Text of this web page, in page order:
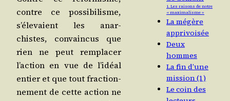
contre ce pos­si­bi­lisme,
s’é­le­vaient les anar­
chistes, convain­cus que
rien ne peut rem­pla­cer
l’ac­tion en vue de l’i­déal
entier et que tout frac­tion­
ne­ment de cette action ne
1. Les raisons de notre
« maximalisme »
La mégère
apprivoisée
Deux
hommes
La fin d’une
mission (1)
Le coin des